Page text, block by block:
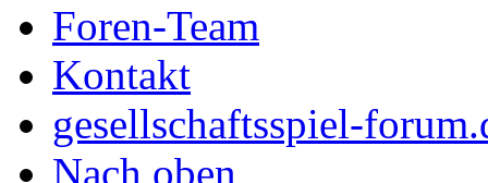
Foren-Team
Kontakt
gesellschaftsspiel-
Nach oben